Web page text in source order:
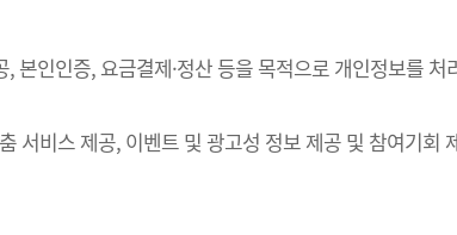
본인인증, 요금결제·정산 등을 목적으로 개인정보를 처
서비스 제공, 이벤트 및 광고성 정보 제공 및 참여기